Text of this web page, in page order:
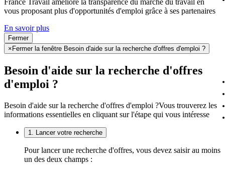
France Travail améliore la transparence du marché du travail en
vous proposant plus d'opportunités d'emploi grâce à ses partenaires
En savoir plus
Fermer
× Fermer la fenêtre Besoin d'aide sur la recherche d'offres d'emploi ?
Besoin d'aide sur la recherche d'offres
d'emploi ?
Besoin d'aide sur la recherche d'offres d'emploi ?Vous trouverez les
informations essentielles en cliquant sur l'étape qui vous intéresse
1. Lancer votre recherche
Pour lancer une recherche d'offres, vous devez saisir au moins
un des deux champs :